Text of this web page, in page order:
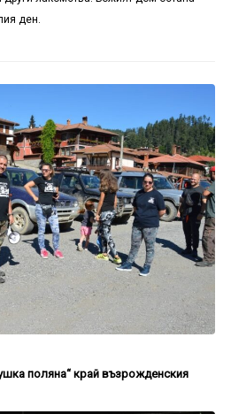
ден.
поляна“ край възрожденския